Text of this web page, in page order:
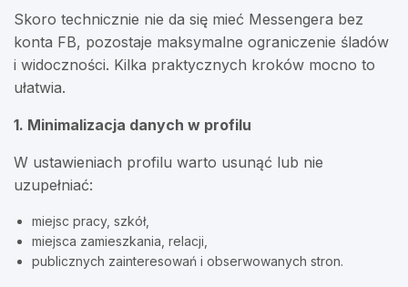
Skoro technicznie nie da się mieć Messengera bez
konta FB, pozostaje maksymalne ograniczenie śladów
i widoczności. Kilka praktycznych kroków mocno to
ułatwia.
1. Minimalizacja danych w profilu
W ustawieniach profilu warto usunąć lub nie
uzupełniać:
miejsc pracy, szkół,
miejsca zamieszkania, relacji,
publicznych zainteresowań i obserwowanych stron.